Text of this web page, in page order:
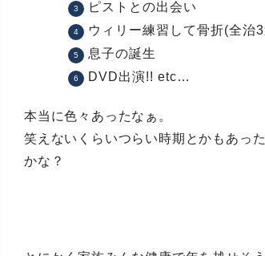
ピストとの出会い
ウィリー練習して骨折(全治
息子の誕生
DVD出演!! etc…
本当に色々あったなぁ。
笑えないくらいつらい時期とかもあっ
かな？